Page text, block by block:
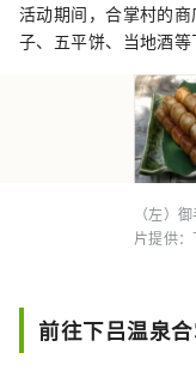
活动期间，合掌村的
子、五平饼、当地酒等
（左）
片提供
前往下吕温泉